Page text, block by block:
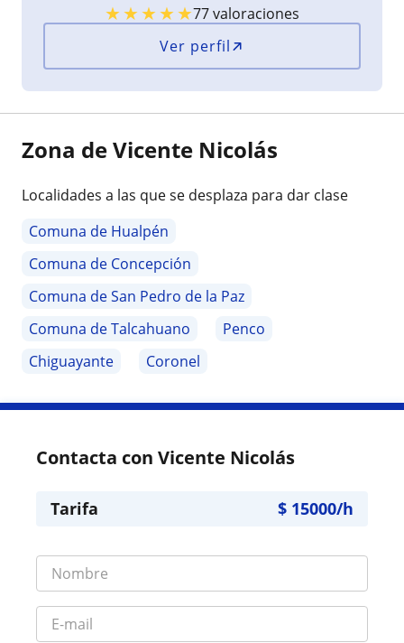
★★★★★77 valoraciones
Ver perfil
Zona de Vicente Nicolás
Localidades a las que se desplaza para dar clase
Comuna de Hualpén
Comuna de Concepción
Comuna de San Pedro de la Paz
Comuna de Talcahuano
Penco
Chiguayante
Coronel
Contacta con Vicente Nicolás
Tarifa $ 15000/h